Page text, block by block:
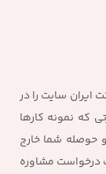
ایران سایت را در
که نمونه کارها
حوصله شما خارج
درخواست مشاوره